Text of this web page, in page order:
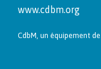
www.cdbm.org
CdbM, un équipement